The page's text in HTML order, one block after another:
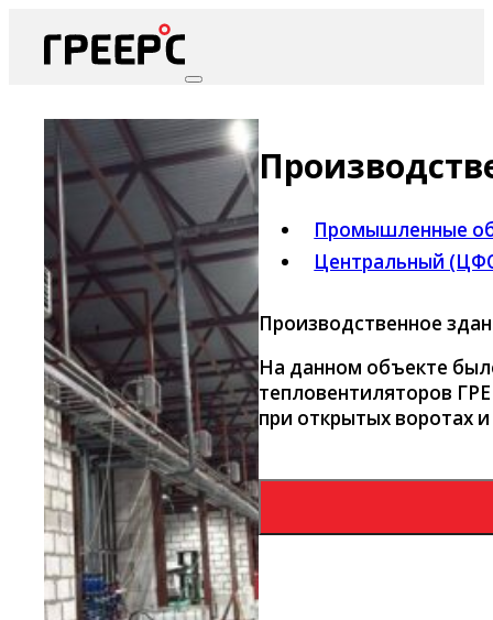
Промышленные
Центральный
Производственное
На данном объекте
тепловентиляторов
при открытых воротах